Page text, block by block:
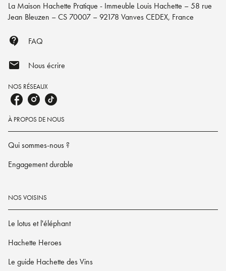
La Maison Hachette Pratique - Immeuble Louis Hachette – 58 rue
Jean Bleuzen – CS 70007 – 92178 Vanves CEDEX, France
contact_support FAQ
mail Nous écrire
NOS RÉSEAUX
À PROPOS DE NOUS
Qui sommes-nous ?
Engagement durable
NOS VOISINS
Le lotus et l'éléphant
Hachette Heroes
Le guide Hachette des Vins